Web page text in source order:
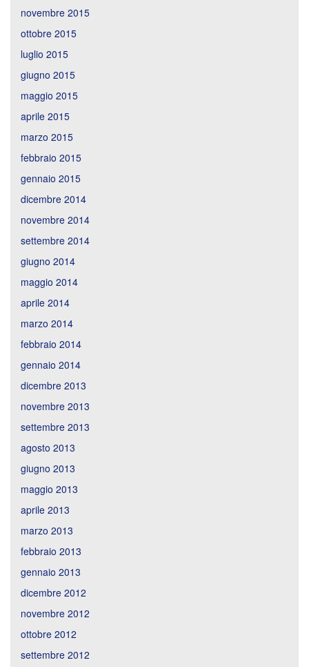
novembre 2015
ottobre 2015
luglio 2015
giugno 2015
maggio 2015
aprile 2015
marzo 2015
febbraio 2015
gennaio 2015
dicembre 2014
novembre 2014
settembre 2014
giugno 2014
maggio 2014
aprile 2014
marzo 2014
febbraio 2014
gennaio 2014
dicembre 2013
novembre 2013
settembre 2013
agosto 2013
giugno 2013
maggio 2013
aprile 2013
marzo 2013
febbraio 2013
gennaio 2013
dicembre 2012
novembre 2012
ottobre 2012
settembre 2012